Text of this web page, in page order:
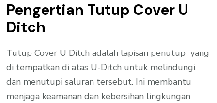
Pengertian Tutup Cover U
Ditch
Tutup Cover U Ditch adalah lapisan penutup yang
di tempatkan di atas U-Ditch untuk melindungi
dan menutupi saluran tersebut. Ini membantu
menjaga keamanan dan kebersihan lingkungan